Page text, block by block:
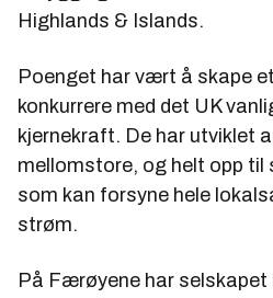
Highlands & Islands.
Poenget har vært å skape
konkurrere med det UK
kjernekraft. De har utviklet
mellomstore, og helt opp til
som kan forsyne hele
strøm.
På Færøyene har selskapet